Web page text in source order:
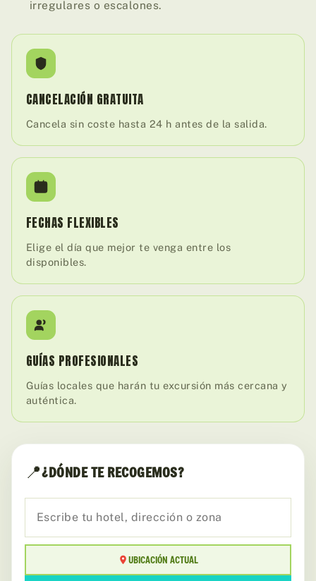
irregulares o escalones.
CANCELACIÓN GRATUITA
Cancela sin coste hasta 24 h antes de la salida.
FECHAS FLEXIBLES
Elige el día que mejor te venga entre los
disponibles.
GUÍAS PROFESIONALES
Guías locales que harán tu excursión más cercana y
auténtica.
📍¿DÓNDE TE RECOGEMOS?
UBICACIÓN ACTUAL